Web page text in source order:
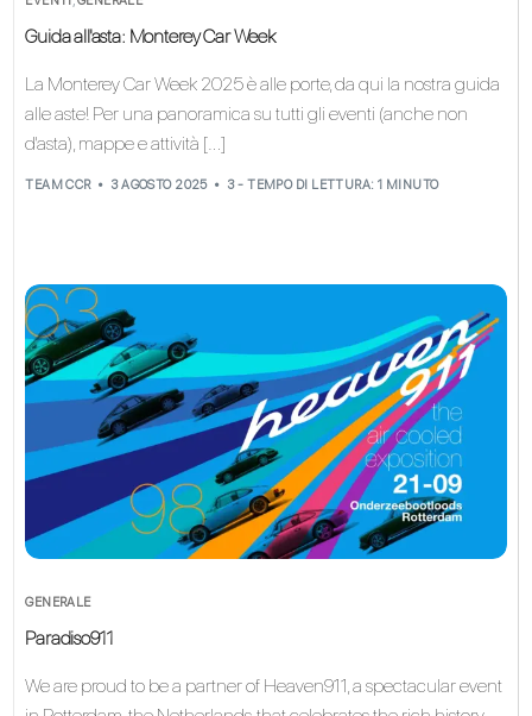
Guida all'asta: Monterey Car Week
La Monterey Car Week 2025 è alle porte, da qui la nostra guida
alle aste! Per una panoramica su tutti gli eventi (anche non
d'asta), mappe e attività […]
TEAM CCR 3 AGOSTO 2025 3 - TEMPO DI LETTURA: 1 MINUTO
GENERALE
Paradiso911
We are proud to be a partner of Heaven911, a spectacular event